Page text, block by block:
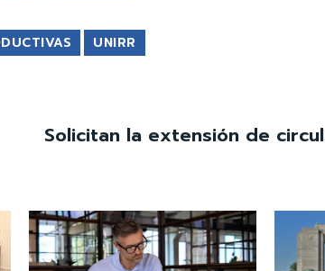
UNIRR
Solicitan la extensión de